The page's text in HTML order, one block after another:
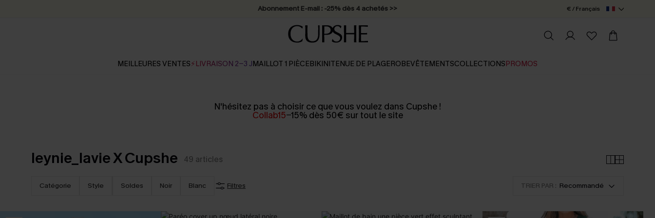
Abonnement E-mail : -25% dès 4 achetés >> € / Français
MEILLEURES VENTES⚡LIVRAISON 2-3 JMAILLOT 1 PIÈCEBIKINITENUE DE PLAGEROBEVÊTEMENTSCOLLECTIONSPROMOS
N'hésitez pas à choisir ce que vous voulez dans Cupshe !
Collab15-15% dès 50€ sur tout le site
leynie_lavie X Cupshe 49 articles
Catégorie Style Soldes Noir Blanc Filtres TRIER PAR : Recommandé